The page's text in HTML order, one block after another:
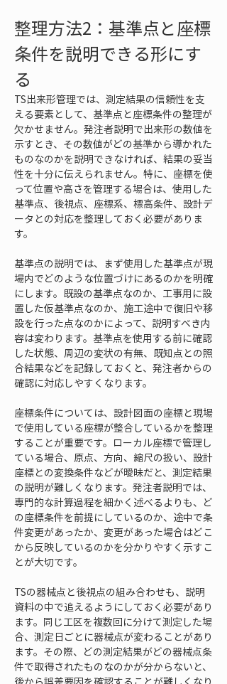
整理方法2：基準点と座標
条件を説明できる形にす
る
TS出来形管理では、測定結果の信頼性を支
える要素として、基準点と座標条件の整理が
欠かせません。発注者説明で出来形の数値を
示すとき、その数値がどの基準から導かれた
ものなのかを説明できなければ、結果の妥当
性を十分に伝えられません。特に、座標を使
って位置や高さを管理する場合は、使用した
基準点、後視点、座標系、標高条件、設計デ
ータとの対応を整理しておく必要がありま
す。
基準点の説明では、まず使用した基準点が現
場内でどのような位置づけにあるのかを明確
にします。既設の基準点なのか、工事用に設
置した仮基準点なのか、施工途中で復旧や移
設を行った点なのかによって、説明すべき内
容は変わります。基準点を使用する前に確認
した状態、周辺の変状の有無、既知点との照
合結果などを記録しておくと、発注者からの
確認に対応しやすくなります。
座標条件については、設計図面の座標と現場
で使用している座標が整合しているかを整理
することが重要です。ローカル座標で管理し
ている場合、原点、方向、縮尺の扱い、設計
座標との変換条件などが曖昧だと、測定結果
の説明が難しくなります。発注者説明では、
専門的な計算過程を細かく述べるよりも、ど
の座標条件を前提にしているのか、途中で条
件変更があったか、変更があった場合はどこ
から反映しているのかを分かりやすく示すこ
とが大切です。
TSの器械点と後視点の組み合わせも、説明
資料の中で追えるようにしておく必要があり
ます。同じ工区を複数回に分けて測定した場
合、測定日ごとに器械点が変わることがあり
ます。その際、どの測定結果がどの器械点条
件で取得されたものなのかが分からないと、
後から誤差要因を確認することが難しくなり